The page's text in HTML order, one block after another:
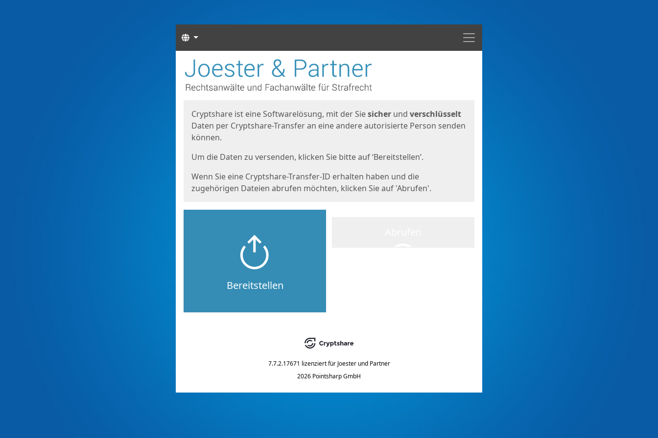
Menü
Sprachen
Start
Cryptshare ist eine Softwarelösung, mit der Siesicher und verschlüsselt
Daten per Cryptshare-Transfer an eine andere autorisierte Person senden
können.
Um die Daten zu versenden, klicken Sie bitte auf ‘Bereitstellen’.
Wenn Sie eine Cryptshare-Transfer-ID erhalten haben und die
zugehörigen Dateien abrufen möchten, klicken Sie auf 'Abrufen'.
Bereitstellen
7.7.2.17671 lizenziert für Joester und Partner
2026 Pointsharp GmbH